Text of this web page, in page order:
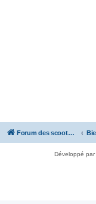
Forum des scooters SYM - GTS -MAXSYM - CRUISYM - JOYMAX - Maxsym TL
Développé par